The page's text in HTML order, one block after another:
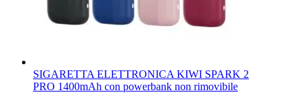
SIGARETTA ELETTRONICA KIWI SPARK 2
PRO 1400mAh con powerbank non rimovibile